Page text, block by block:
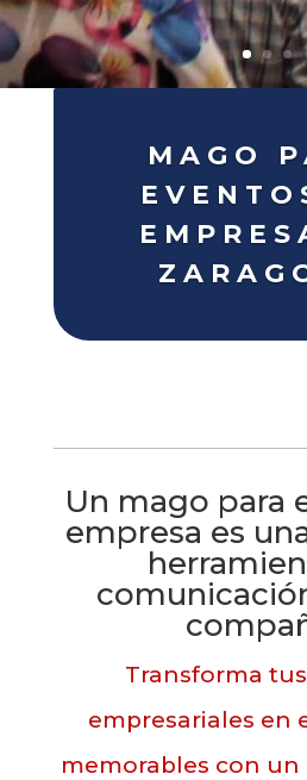
MAGO
Un mago para
empresa es
Transforma
empresariales en
memorables con